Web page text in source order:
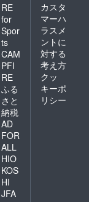
受け渡
しにつ
は、プ
ロジェ
クト終
了後に
お送り
メール
をご確
RE
for
Spor
ts
CAM
PFI
RE
ふる
さと
納税
AD
FOR
ALL
HIO
KOS
HI
JFA
カスタ
マーハ
ラスメ
ントに
対する
考え方
クッ
キーポ
リシー